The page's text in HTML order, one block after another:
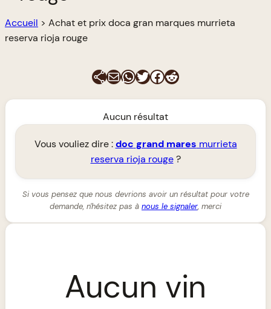
Accueil > Achat et prix doca gran marques murrieta
reserva rioja rouge
E-mailWhatsApp
Twitter
Facebook
Reddit
Aucun résultat
Vous vouliez dire :doc grand mares murrieta
reserva rioja rouge?
Si vous pensez que nous devrions avoir un résultat pour votre
demande, n'hésitez pas à nous le signaler, merci
Aucun vin